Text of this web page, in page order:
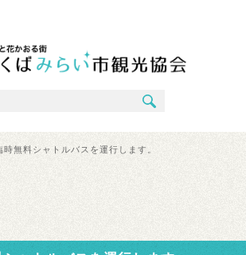
時無料シャトルバスを運行します。